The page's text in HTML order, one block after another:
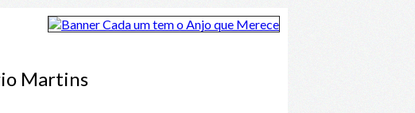
Martins